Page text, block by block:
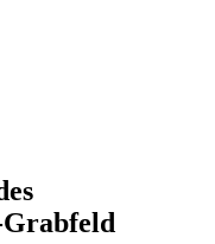
Grabfeld